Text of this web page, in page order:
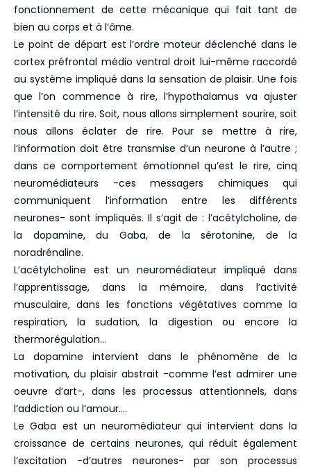
fonctionnement de cette mécanique qui fait tant de
bien au corps et à l’âme.
Le point de départ est l’ordre moteur déclenché dans le
cortex préfrontal médio ventral droit lui-même raccordé
au système impliqué dans la sensation de plaisir. Une fois
que l’on commence à rire, l’hypothalamus va ajuster
l’intensité du rire. Soit, nous allons simplement sourire, soit
nous allons éclater de rire. Pour se mettre à rire,
l’information doit être transmise d’un neurone à l’autre ;
dans ce comportement émotionnel qu’est le rire, cinq
neuromédiateurs -ces messagers chimiques qui
communiquent l’information entre les différents
neurones- sont impliqués. Il s’agit de : l’acétylcholine, de
la dopamine, du Gaba, de la sérotonine, de la
noradrénaline.
L’acétylcholine est un neuromédiateur impliqué dans
l’apprentissage, dans la mémoire, dans l’activité
musculaire, dans les fonctions végétatives comme la
respiration, la sudation, la digestion ou encore la
thermorégulation…
La dopamine intervient dans le phénomène de la
motivation, du plaisir abstrait -comme l’est admirer une
oeuvre d’art-, dans les processus attentionnels, dans
l’addiction ou l’amour….
Le Gaba est un neuromédiateur qui intervient dans la
croissance de certains neurones, qui réduit également
l’excitation -d’autres neurones- par son processus